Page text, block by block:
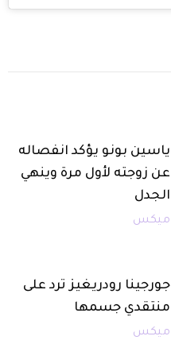
ياسين بونو يؤكد انفصاله
عن زوجته لأول مرة وينهي
الجدل
ميكس
جورجينا رودريغيز ترد على
منتقدي جسمها
ميكس